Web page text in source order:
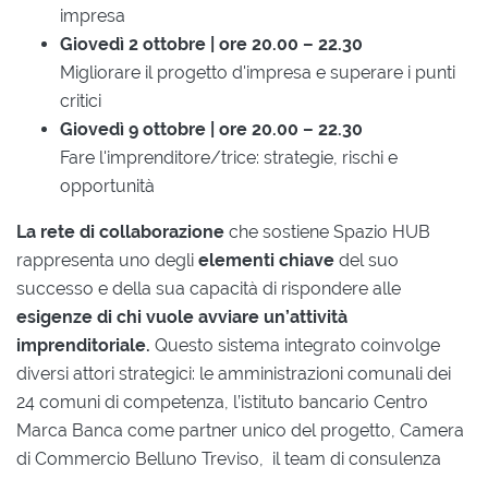
impresa
Giovedì 2 ottobre | ore 20.00 – 22.30
Migliorare il progetto d'impresa e superare i punti
critici
Giovedì 9 ottobre | ore 20.00 – 22.30
Fare l'imprenditore/trice: strategie, rischi e
opportunità
La rete di collaborazione che sostiene Spazio HUB
rappresenta uno degli elementi chiave del suo
successo e della sua capacità di rispondere alle
esigenze di chi vuole avviare un’attività
imprenditoriale. Questo sistema integrato coinvolge
diversi attori strategici: le amministrazioni comunali dei
24 comuni di competenza, l’istituto bancario Centro
Marca Banca come partner unico del progetto, Camera
di Commercio Belluno Treviso, il team di consulenza